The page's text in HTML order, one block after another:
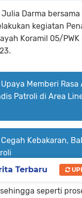
Darma
kegiatan
Koramil 05/
Upaya Memberi Rasa
Patroli di Area
Cegah Kebakaran,
kami tidak
seperti
Terbaru